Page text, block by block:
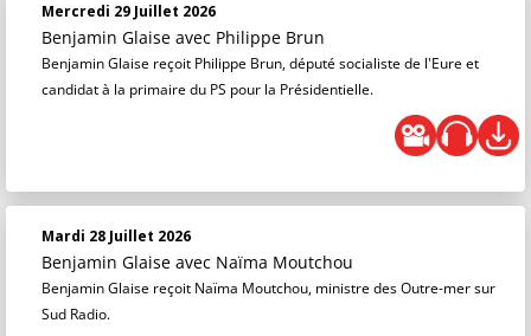
Mercredi 29 Juillet 2026
Benjamin Glaise avec Philippe Brun
Benjamin Glaise reçoit Philippe Brun, député socialiste de l'Eure et
candidat à la primaire du PS pour la Présidentielle.
Mardi 28 Juillet 2026
Benjamin Glaise avec Naïma Moutchou
Benjamin Glaise reçoit Naïma Moutchou, ministre des Outre-mer sur
Sud Radio.